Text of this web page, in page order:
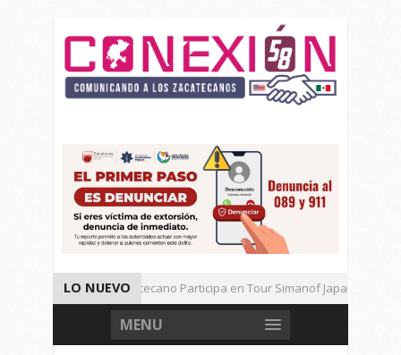
LO NUEVO
Universitario Zacatecano Participa en Tour Simanof Japan 2026
Implementa SAMA Estrategia de Reciclaje con Empresa PetStar
MENU